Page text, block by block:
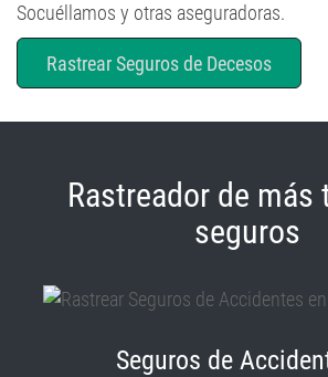
Socuéllamos y otras aseguradoras.
Rastrear Seguros de Decesos
Rastreador de más
seguros
Seguros de